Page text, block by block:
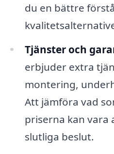
du en bättre
Tjänster och
erbjuder extra
montering,
Att jämföra vad
priserna kan vara
slutliga beslut.